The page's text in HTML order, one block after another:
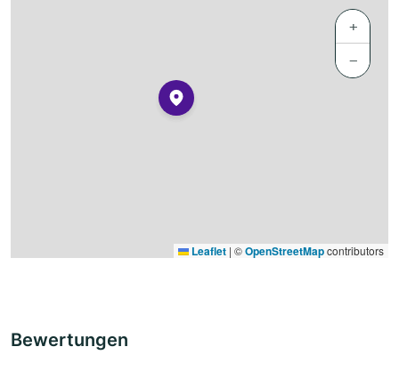
+
−
Leaflet | ©OpenStreetMapcontributors
Bewertungen